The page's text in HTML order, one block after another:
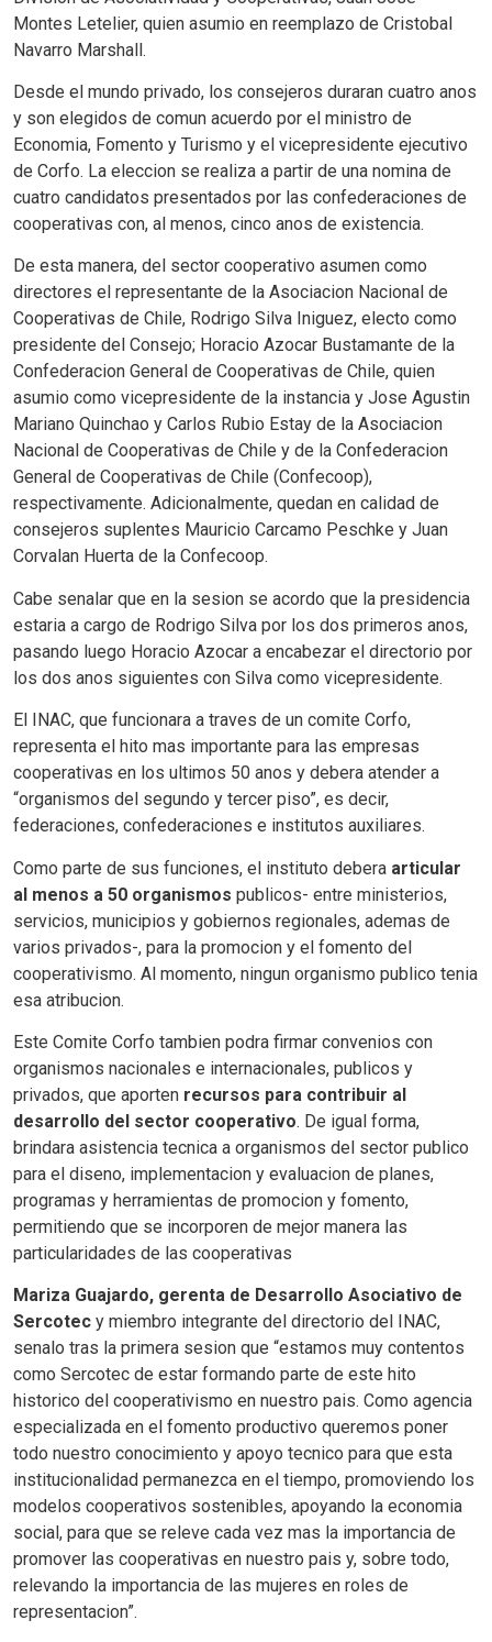
Montes Letelier, quien asumio en reemplazo de Cristobal
Navarro Marshall.
Desde el mundo privado, los consejeros duraran cuatro anos
y son elegidos de comun acuerdo por el ministro de
Economia, Fomento y Turismo y el vicepresidente ejecutivo
de Corfo. La eleccion se realiza a partir de una nomina de
cuatro candidatos presentados por las confederaciones de
cooperativas con, al menos, cinco anos de existencia.
De esta manera, del sector cooperativo asumen como
directores el representante de la Asociacion Nacional de
Cooperativas de Chile, Rodrigo Silva Iniguez, electo como
presidente del Consejo; Horacio Azocar Bustamante de la
Confederacion General de Cooperativas de Chile, quien
asumio como vicepresidente de la instancia y Jose Agustin
Mariano Quinchao y Carlos Rubio Estay de la Asociacion
Nacional de Cooperativas de Chile y de la Confederacion
General de Cooperativas de Chile (Confecoop),
respectivamente. Adicionalmente, quedan en calidad de
consejeros suplentes Mauricio Carcamo Peschke y Juan
Corvalan Huerta de la Confecoop.
Cabe senalar que en la sesion se acordo que la presidencia
estaria a cargo de Rodrigo Silva por los dos primeros anos,
pasando luego Horacio Azocar a encabezar el directorio por
los dos anos siguientes con Silva como vicepresidente.
El INAC, que funcionara a traves de un comite Corfo,
representa el hito mas importante para las empresas
cooperativas en los ultimos 50 anos y debera atender a
“organismos del segundo y tercer piso”, es decir,
federaciones, confederaciones e institutos auxiliares.
Como parte de sus funciones, el instituto debera articular
al menos a 50 organismos publicos- entre ministerios,
servicios, municipios y gobiernos regionales, ademas de
varios privados-, para la promocion y el fomento del
cooperativismo. Al momento, ningun organismo publico tenia
esa atribucion.
Este Comite Corfo tambien podra firmar convenios con
organismos nacionales e internacionales, publicos y
privados, que aporten recursos para contribuir al
desarrollo del sector cooperativo. De igual forma,
brindara asistencia tecnica a organismos del sector publico
para el diseno, implementacion y evaluacion de planes,
programas y herramientas de promocion y fomento,
permitiendo que se incorporen de mejor manera las
particularidades de las cooperativas
Mariza Guajardo, gerenta de Desarrollo Asociativo de
Sercotec y miembro integrante del directorio del INAC,
senalo tras la primera sesion que “estamos muy contentos
como Sercotec de estar formando parte de este hito
historico del cooperativismo en nuestro pais. Como agencia
especializada en el fomento productivo queremos poner
todo nuestro conocimiento y apoyo tecnico para que esta
institucionalidad permanezca en el tiempo, promoviendo los
modelos cooperativos sostenibles, apoyando la economia
social, para que se releve cada vez mas la importancia de
promover las cooperativas en nuestro pais y, sobre todo,
relevando la importancia de las mujeres en roles de
representacion”.